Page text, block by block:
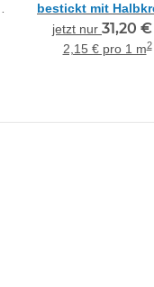
bestickt mit
Kringel weiß
transparent,
jetzt nur 31,20 €
2,15 € pro 1 m2